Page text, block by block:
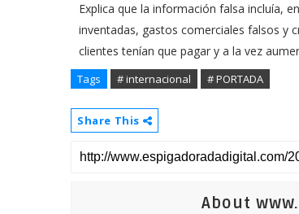
Explica que la información falsa incluía,
inventadas, gastos comerciales falsos y
clientes tenían que pagar y a la vez
Tags # internacional # PORTADA
Share This
About